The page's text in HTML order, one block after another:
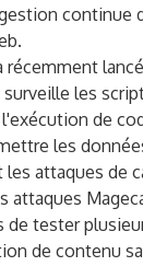
continue
récemment
les
de
les
attaques de
attaques
de tester
de contenu